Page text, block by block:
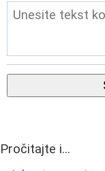
Pročitajte i...